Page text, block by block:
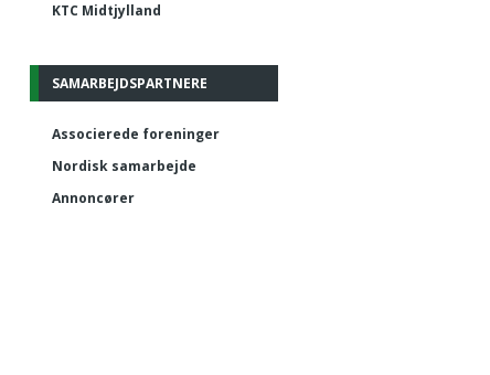
KTC Midtjylland
SAMARBEJDSPARTNERE
Associerede foreninger
Nordisk samarbejde
Annoncører